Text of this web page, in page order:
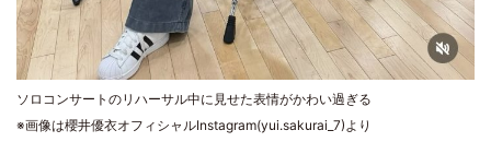
ソロコンサートのリハーサル中に見せた表情がかわい過ぎる
※画像は櫻井優衣オフィシャルInstagram(yui.sakurai_7)より